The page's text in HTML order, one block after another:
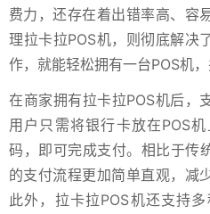
费力，还存在着出错率高、容
理拉卡拉POS机，则彻底解决
作，就能轻松拥有一台POS机，
在商家拥有拉卡拉POS机后，
用户只需将银行卡放在POS
码，即可完成支付。相比于传
的支付流程更加简单直观，减
此外，拉卡拉POS机还支持